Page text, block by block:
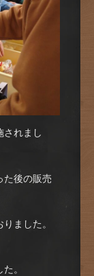
されまし
た後の販売
ました。
。